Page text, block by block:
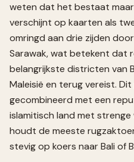
weten dat het bestaat maar
verschijnt op kaarten als
omringd aan drie zijden
Sarawak, wat betekent dat
belangrijkste districten van
Maleisië en terug vereist. Dit
gecombineerd met een
islamitisch land met strenge
houdt de meeste
stevig op koers naar Bali of